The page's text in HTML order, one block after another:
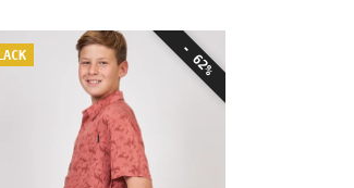
- 62%